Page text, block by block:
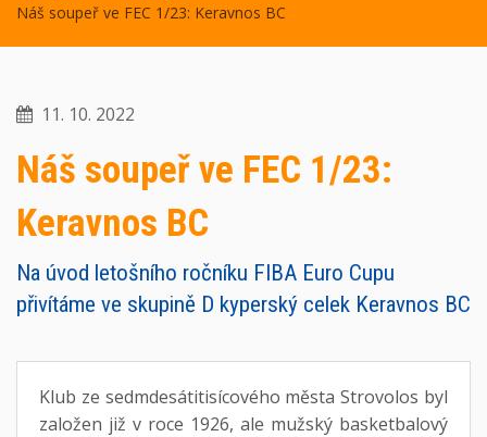
Náš soupeř ve FEC 1/23: Keravnos BC
11. 10. 2022
Náš soupeř ve FEC 1/23:
Keravnos BC
Na úvod letošního ročníku FIBA Euro Cupu
přivítáme ve skupině D kyperský celek Keravnos BC
Klub ze sedmdesátitisícového města Strovolos byl
založen již v roce 1926, ale mužský basketbalový